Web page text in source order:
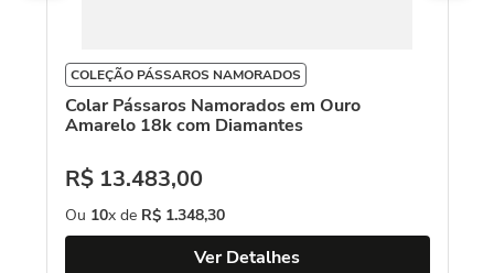
COLEÇÃO PÁSSAROS NAMORADOS
Colar Pássaros Namorados em Ouro
Amarelo 18k com Diamantes
R$ 13.483,00
Ou 10x de R$ 1.348,30
Ver Detalhes